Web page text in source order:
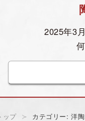
2025年3
ップ カテゴリー: 洋